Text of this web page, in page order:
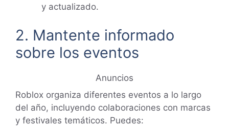
y actualizado.
2. Mantente informado
sobre los eventos
Anuncios
Roblox organiza diferentes eventos a lo largo
del año, incluyendo colaboraciones con marcas
y festivales temáticos. Puedes: